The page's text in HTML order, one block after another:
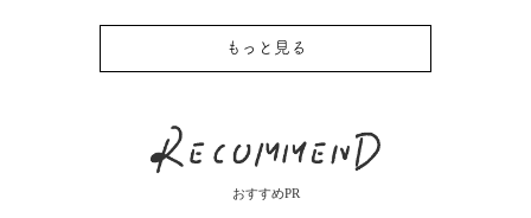
もっと見る
おすすめPR